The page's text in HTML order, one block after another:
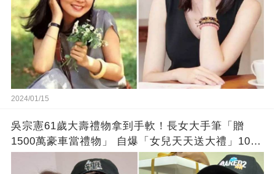
2024/01/15
吳宗憲61歲大壽禮物拿到手軟！長女大手筆「贈
1500萬豪車當禮物」 自爆「女兒天天送大禮」10年
徒弟也不甘示弱!